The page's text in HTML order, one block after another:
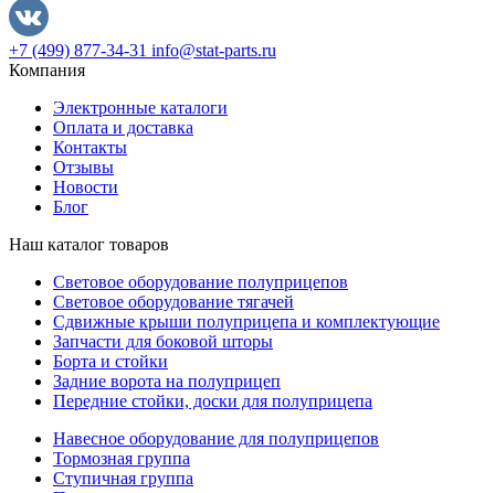
+7 (499) 877-34-31 info@stat-parts.ru
Компания
Электронные каталоги
Оплата и доставка
Контакты
Отзывы
Новости
Блог
Наш каталог товаров
Световое оборудование полуприцепов
Световое оборудование тягачей
Сдвижные крыши полуприцепа и комплектующие
Запчасти для боковой шторы
Борта и стойки
Задние ворота на полуприцеп
Передние стойки, доски для полуприцепа
Навесное оборудование для полуприцепов
Тормозная группа
Ступичная группа